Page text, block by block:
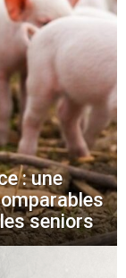
: une
seniors